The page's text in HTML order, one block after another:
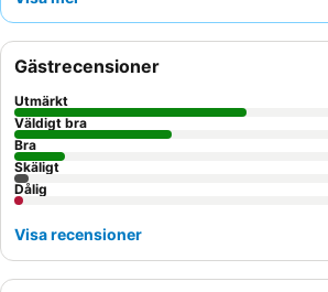
fram för sin vänliga, hjälpsamma och
rum i annexet.
Gästrecensioner
Utmärkt
Väldigt bra
Bra
Skäligt
Dålig
Visa recensioner